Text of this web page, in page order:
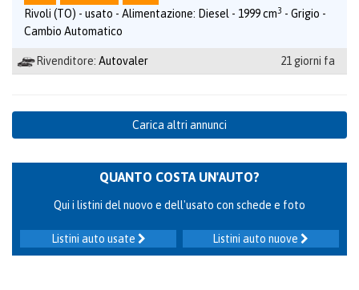
Rivoli (TO) - usato - Alimentazione: Diesel - 1999 cm3 - Grigio -
Cambio Automatico
Rivenditore: Autovaler 21 giorni fa
Carica altri annunci
QUANTO COSTA UN'AUTO?
Qui i listini del nuovo e dell'usato con schede e foto
Listini auto nuove
Listini auto usate